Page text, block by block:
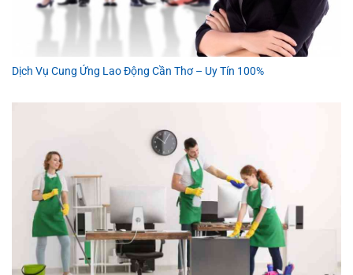
Dịch Vụ Cung Ứng Lao Động Cần Thơ – Uy Tín 100%